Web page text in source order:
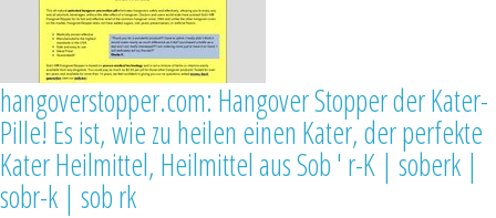
hangoverstopper.com: Hangover Stopper der Kater-
Pille! Es ist, wie zu heilen einen Kater, der perfekte
Kater Heilmittel, Heilmittel aus Sob ' r-K | soberk |
sobr-k | sob rk